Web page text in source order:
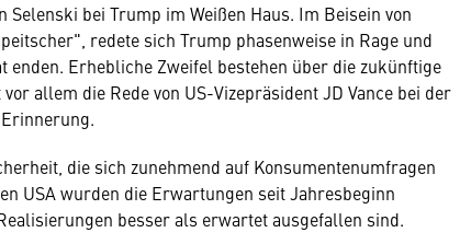
bei Trump im Weißen Haus. Im Beisein von
redete sich Trump phasenweise in Rage und
Erhebliche Zweifel bestehen über die zukünftige
allem die Rede von US-Vizepräsident JD Vance bei der
die sich zunehmend auf Konsumentenumfragen
USA wurden die Erwartungen seit Jahresbeginn
besser als erwartet ausgefallen sind.